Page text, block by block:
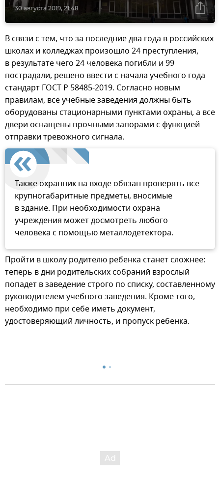
30 августа 2019, 21:48
В связи с тем, что за последние два года в российских
школах и колледжах произошло 24 преступления,
в результате чего 24 человека погибли и 99
пострадали, решено ввести с начала учебного года
стандарт ГОСТ Р 58485-2019. Согласно новым
правилам, все учебные заведения должны быть
оборудованы стационарными пунктами охраны, а все
двери оснащены прочными запорами с функцией
отправки тревожного сигнала.
Также охранник на входе обязан проверять все
крупногабаритные предметы, вносимые
в здание. При необходимости охрана
учреждения может досмотреть любого
человека с помощью металлодетектора.
Пройти в школу родителю ребенка станет сложнее:
теперь в дни родительских собраний взрослый
попадет в заведение строго по списку, составленному
руководителем учебного заведения. Кроме того,
необходимо при себе иметь документ,
удостоверяющий личность, и пропуск ребенка.